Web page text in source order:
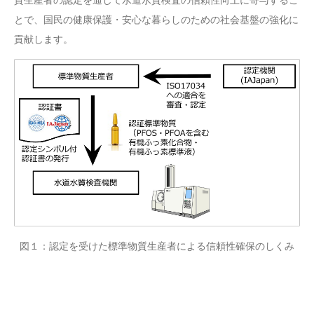
とで、国民の健康保護・安心な暮らしのための社会基盤の強化に
貢献します。
図１：認定を受けた標準物質生産者による信頼性確保のしくみ